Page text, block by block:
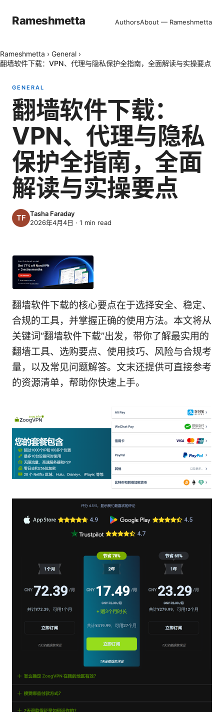
Rameshmetta AuthorsAbout — Rameshmetta
Rameshmetta › General ›
翻墙软件下载：VPN、代理与隐私保护全指南，全面解读与实操要点
GENERAL
翻墙软件下载：
VPN、代理与隐私
保护全指南，全面
解读与实操要点
Tasha Faraday
2026年4月4日 · 1 min read
翻墙软件下载的核心要点在于选择安全、稳定、
合规的工具，并掌握正确的使用方法。本文将从
关键词“翻墙软件下载”出发，带你了解最实用的
翻墙工具、选购要点、使用技巧、风险与合规考
量，以及常见问题解答。文末还提供可直接参考
的资源清单，帮助你快速上手。